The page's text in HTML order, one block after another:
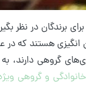
در نظر
انگیزی هستند که
گروهی دارند،
و گروهی